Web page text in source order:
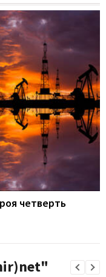
четверть